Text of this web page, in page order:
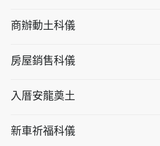
商辦動土科儀
房屋銷售科儀
入厝安龍奠土
新車祈福科儀